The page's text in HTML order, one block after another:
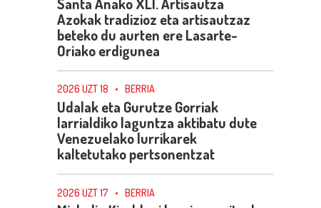
Azokak tradizioz eta artisautzaz
beteko du aurten ere Lasarte-
Oriako erdigunea
2026 UZT 18 •BERRIA
Udalak eta Gurutze Gorriak
larrialdiko laguntza aktibatu dute
Venezuelako lurrikarek
kaltetutako pertsonentzat
2026 UZT 17 •BERRIA